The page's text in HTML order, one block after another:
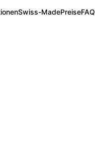
Swiss-MadePreiseFAQ